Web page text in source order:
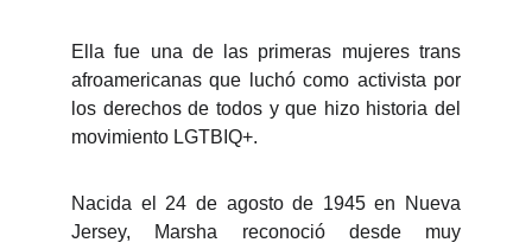
Ella fue una de las primeras mujeres trans
afroamericanas que luchó como activista por
los derechos de todos y que hizo historia del
movimiento LGTBIQ+.
Nacida el 24 de agosto de 1945 en Nueva
Jersey, Marsha reconoció desde muy